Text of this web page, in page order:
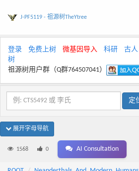
J-PF5119 - 祖源树TheYtree
登录 免费上树 微基因导入 科研 古人
树
祖源树用户群（Q群764507041）
展开字母导航
1568 0 AI Consultation